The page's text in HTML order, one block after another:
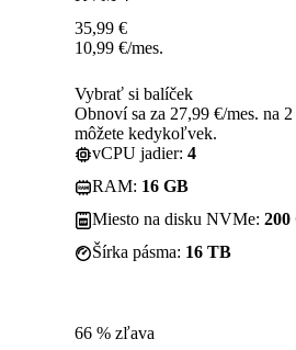
35,99 €
10,99 €/mes.
Vybrať si balíček
Obnoví sa za 27,99 €/mes. na
môžete kedykoľvek.
vCPU jadier: 4
RAM: 16 GB
Miesto na disku NVMe: 200
Šírka pásma: 16 TB
66 % zľava